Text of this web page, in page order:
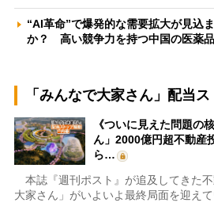
“AI革命”で爆発的な需要拡大が見込
か？ 高い競争力を持つ中国の医薬
「みんなで大家さん」配当
《ついに見えた問題の
ん」2000億円超不動産
ら…
本誌『週刊ポスト』が追及してきた
大家さん」がいよいよ最終局面を迎え